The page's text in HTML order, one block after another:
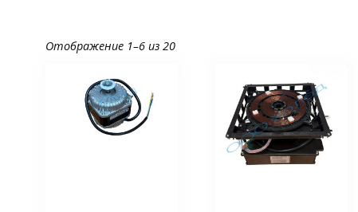
Отображение 1–6 из 20